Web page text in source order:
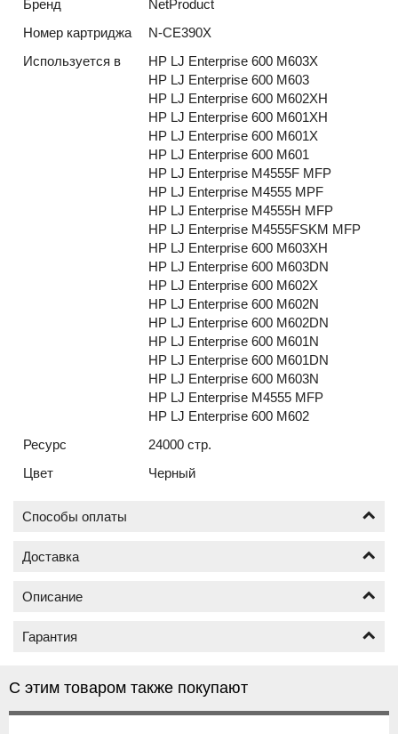
Бренд
NetProduct
Номер картриджа
N-CE390X
Используется в
HP LJ Enterprise 600 M603X
HP LJ Enterprise 600 M603
HP LJ Enterprise 600 M602XH
HP LJ Enterprise 600 M601XH
HP LJ Enterprise 600 M601X
HP LJ Enterprise 600 M601
HP LJ Enterprise M4555F MFP
HP LJ Enterprise M4555 MPF
HP LJ Enterprise M4555H MFP
HP LJ Enterprise M4555FSKM MFP
HP LJ Enterprise 600 M603XH
HP LJ Enterprise 600 M603DN
HP LJ Enterprise 600 M602X
HP LJ Enterprise 600 M602N
HP LJ Enterprise 600 M602DN
HP LJ Enterprise 600 M601N
HP LJ Enterprise 600 M601DN
HP LJ Enterprise 600 M603N
HP LJ Enterprise M4555 MFP
HP LJ Enterprise 600 M602
Ресурс
24000 стр.
Цвет
Черный
Способы оплаты
Оплата по безналичному расчёту (счёт с НДС)
Доставка
Доставка новых картриджей по Москве осуществляется
Москва в пределах МКАД от 400 руб.;
Доставка свыше 3 км., от МКАД, рассчитывается
индивидуально;
Самовывоз доступен только для товара оплаченного
Описание
Почему картриджи бренда NetProduct
картриджей
Гарантия
составляет 12 месяцев с момента покупки.
С этим товаром также покупают